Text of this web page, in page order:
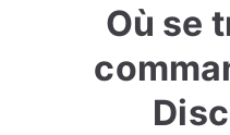
Où se